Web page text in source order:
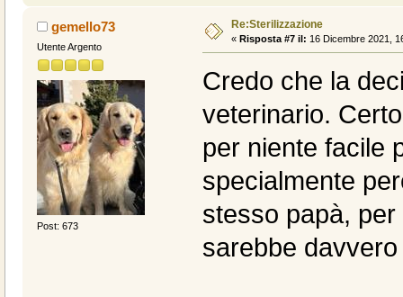
gemello73
Utente Argento
Post: 673
Re:Sterilizzazione
« Risposta #7 il: 16 Dicembre 2021,
Credo che la
veterinario.
per niente facile
specialmente
stesso papà,
sarebbe